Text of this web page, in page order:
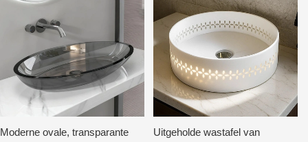
Moderne ovale, transparante
Uitgeholde wastafel van